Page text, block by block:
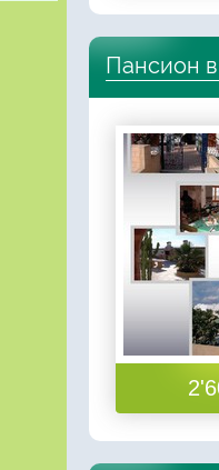
Пансион